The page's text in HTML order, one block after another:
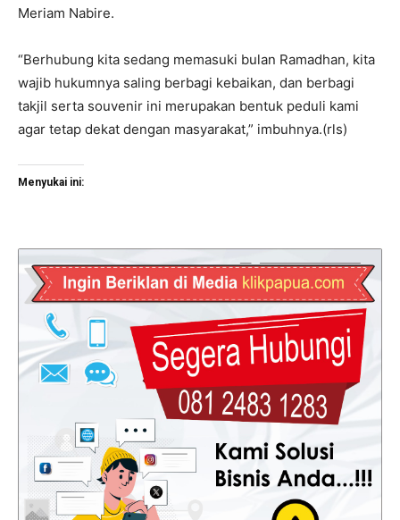
Meriam Nabire.
“Berhubung kita sedang memasuki bulan Ramadhan, kita
wajib hukumnya saling berbagi kebaikan, dan berbagi
takjil serta souvenir ini merupakan bentuk peduli kami
agar tetap dekat dengan masyarakat,” imbuhnya.(rls)
Menyukai ini: